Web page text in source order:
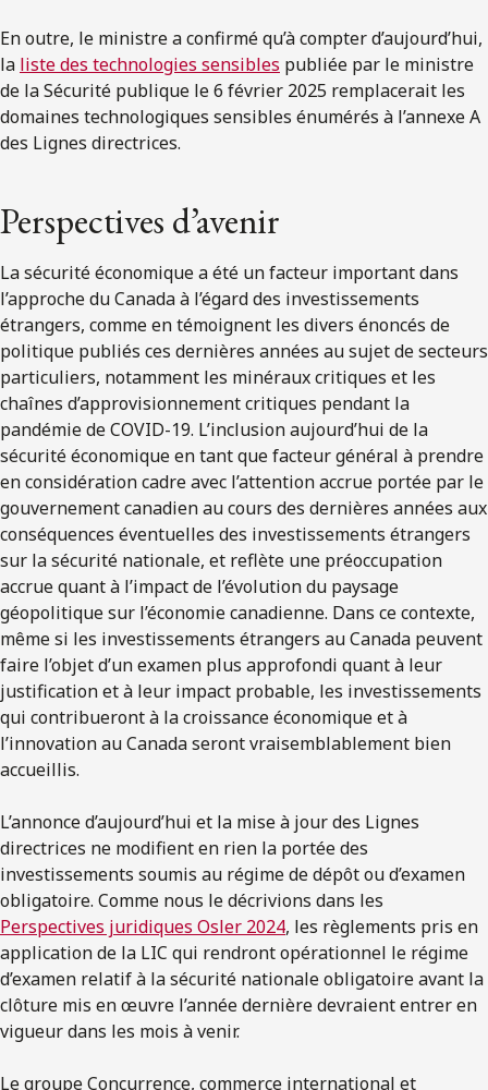
En outre, le ministre a confirmé qu’à compter d’aujourd’hui,
la liste des technologies sensibles publiée par le ministre
de la Sécurité publique le 6 février 2025 remplacerait les
domaines technologiques sensibles énumérés à l’annexe A
des Lignes directrices.
Perspectives d’avenir
La sécurité économique a été un facteur important dans
l’approche du Canada à l’égard des investissements
étrangers, comme en témoignent les divers énoncés de
politique publiés ces dernières années au sujet de secteurs
particuliers, notamment les minéraux critiques et les
chaînes d’approvisionnement critiques pendant la
pandémie de COVID-19. L’inclusion aujourd’hui de la
sécurité économique en tant que facteur général à prendre
en considération cadre avec l’attention accrue portée par le
gouvernement canadien au cours des dernières années aux
conséquences éventuelles des investissements étrangers
sur la sécurité nationale, et reflète une préoccupation
accrue quant à l’impact de l’évolution du paysage
géopolitique sur l’économie canadienne. Dans ce contexte,
même si les investissements étrangers au Canada peuvent
faire l’objet d’un examen plus approfondi quant à leur
justification et à leur impact probable, les investissements
qui contribueront à la croissance économique et à
l’innovation au Canada seront vraisemblablement bien
accueillis.
L’annonce d’aujourd’hui et la mise à jour des Lignes
directrices ne modifient en rien la portée des
investissements soumis au régime de dépôt ou d’examen
obligatoire. Comme nous le décrivions dans les
Perspectives juridiques Osler 2024, les règlements pris en
application de la LIC qui rendront opérationnel le régime
d’examen relatif à la sécurité nationale obligatoire avant la
clôture mis en œuvre l’année dernière devraient entrer en
vigueur dans les mois à venir.
Le groupe Concurrence, commerce international et